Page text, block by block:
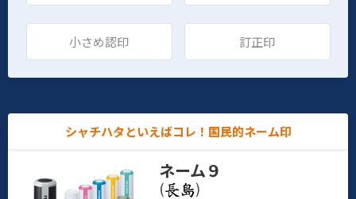
小さめ認印 訂正印
シャチハタといえばコレ！国民的ネーム印
ネーム９
(
)